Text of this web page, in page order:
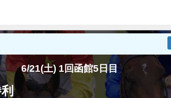
6/21(土) 1回函館5日目